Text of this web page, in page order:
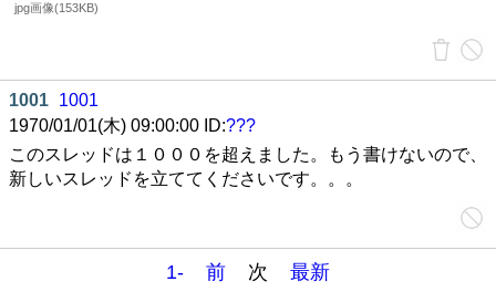
jpg画像(153KB)
1001 1001
1970/01/01(木) 09:00:00 ID:???
このスレッドは１０００を超えました。もう書けないので、
新しいスレッドを立ててくださいです。。。
1- 前 次 最新